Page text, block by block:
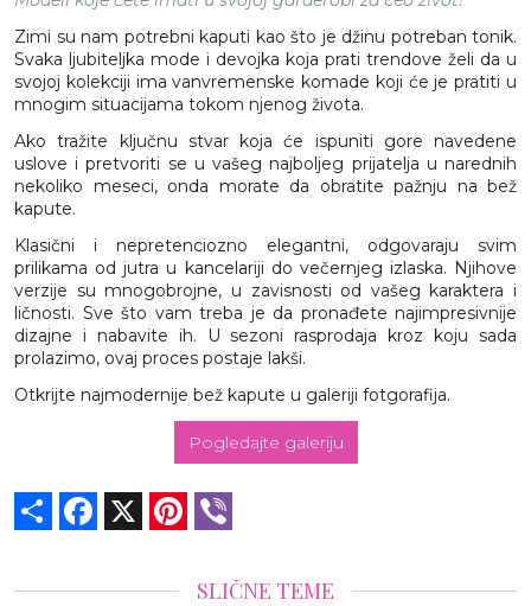
Zimi su nam potrebni kaputi kao što je džinu potreban tonik.
Svaka ljubiteljka mode i devojka koja prati trendove želi da u
svojoj kolekciji ima vanvremenske komade koji će je pratiti u
mnogim situacijama tokom njenog života.
Ako tražite ključnu stvar koja će ispuniti gore navedene
uslove i pretvoriti se u vašeg najboljeg prijatelja u narednih
nekoliko meseci, onda morate da obratite pažnju na bež
kapute.
Klasični i nepretenciozno elegantni, odgovaraju svim
prilikama od jutra u kancelariji do večernjeg izlaska. Njihove
verzije su mnogobrojne, u zavisnosti od vašeg karaktera i
ličnosti. Sve što vam treba je da pronađete najimpresivnije
dizajne i nabavite ih. U sezoni rasprodaja kroz koju sada
prolazimo, ovaj proces postaje lakši.
Otkrijte najmodernije bež kapute u galeriji fotgorafija.
Pogledajte galeriju
Share Facebook Pinterest
SLIČNE TEME